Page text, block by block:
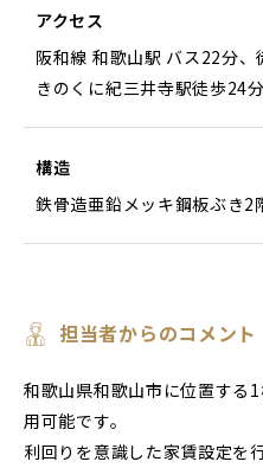
アクセス
阪和線 和歌山駅 バス22分、
きのくに紀三井寺駅徒歩24分
構造
鉄骨造亜鉛メッキ鋼板ぶき2
担当者からのコメント
和歌山県和歌山市に位置する
用可能です。
利回りを意識した家賃設定を